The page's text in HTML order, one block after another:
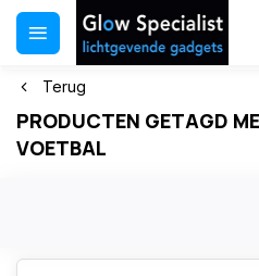
Terug
PRODUCTEN GETAGD
VOETBAL